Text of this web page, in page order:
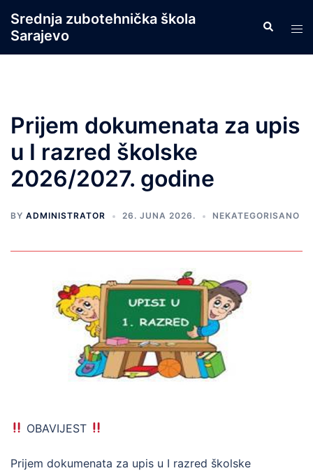
content
Srednja zubotehnička škola
Sarajevo
Search
Prijem dokumenata za upis
u I razred školske
2026/2027. godine
BY ADMINISTRATOR 26. JUNA 2026. NEKATEGORISANO
OBAVIJEST
Prijem dokumenata za upis u I razred školske